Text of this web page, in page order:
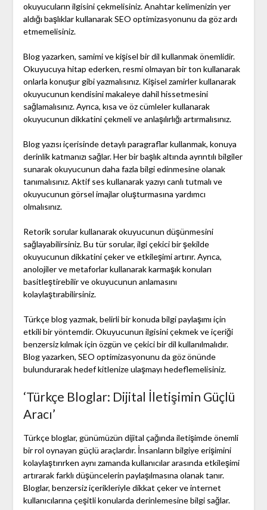
okuyucuların ilgisini çekmelisiniz. Anahtar kelimenizin yer
aldığı başlıklar kullanarak SEO optimizasyonunu da göz ardı
etmemelisiniz.
Blog yazarken, samimi ve kişisel bir dil kullanmak önemlidir.
Okuyucuya hitap ederken, resmi olmayan bir ton kullanarak
onlarla konuşur gibi yazmalısınız. Kişisel zamirler kullanarak
okuyucunun kendisini makaleye dahil hissetmesini
sağlamalısınız. Ayrıca, kısa ve öz cümleler kullanarak
okuyucunun dikkatini çekmeli ve anlaşılırlığı artırmalısınız.
Blog yazısı içerisinde detaylı paragraflar kullanmak, konuya
derinlik katmanızı sağlar. Her bir başlık altında ayrıntılı bilgiler
sunarak okuyucunun daha fazla bilgi edinmesine olanak
tanımalısınız. Aktif ses kullanarak yazıyı canlı tutmalı ve
okuyucunun görsel imajlar oluşturmasına yardımcı
olmalısınız.
Retorik sorular kullanarak okuyucunun düşünmesini
sağlayabilirsiniz. Bu tür sorular, ilgi çekici bir şekilde
okuyucunun dikkatini çeker ve etkileşimi artırır. Ayrıca,
anolojiler ve metaforlar kullanarak karmaşık konuları
basitleştirebilir ve okuyucunun anlamasını
kolaylaştırabilirsiniz.
Türkçe blog yazmak, belirli bir konuda bilgi paylaşımı için
etkili bir yöntemdir. Okuyucunun ilgisini çekmek ve içeriği
benzersiz kılmak için özgün ve çekici bir dil kullanılmalıdır.
Blog yazarken, SEO optimizasyonunu da göz önünde
bulundurarak hedef kitlenize ulaşmayı hedeflemelisiniz.
‘Türkçe Bloglar: Dijital İletişimin Güçlü
Aracı’
Türkçe bloglar, günümüzün dijital çağında iletişimde önemli
bir rol oynayan güçlü araçlardır. İnsanların bilgiye erişimini
kolaylaştırırken aynı zamanda kullanıcılar arasında etkileşimi
artırarak farklı düşüncelerin paylaşılmasına olanak tanır.
Bloglar, benzersiz içerikleriyle dikkat çeker ve internet
kullanıcılarına çeşitli konularda derinlemesine bilgi sağlar.